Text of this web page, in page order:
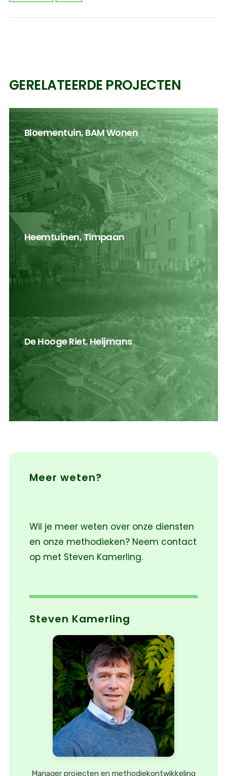
GERELATEERDE PROJECTEN
Bloementuin, BAM Wonen
Heemtuinen, Timpaan
De Hooge Riet, Heijmans
Meer weten?
Wil je meer weten over onze diensten
en onze methodieken? Neem contact
op met Steven Kamerling.
Steven Kamerling
Manager projecten en methodiekontwikkeling